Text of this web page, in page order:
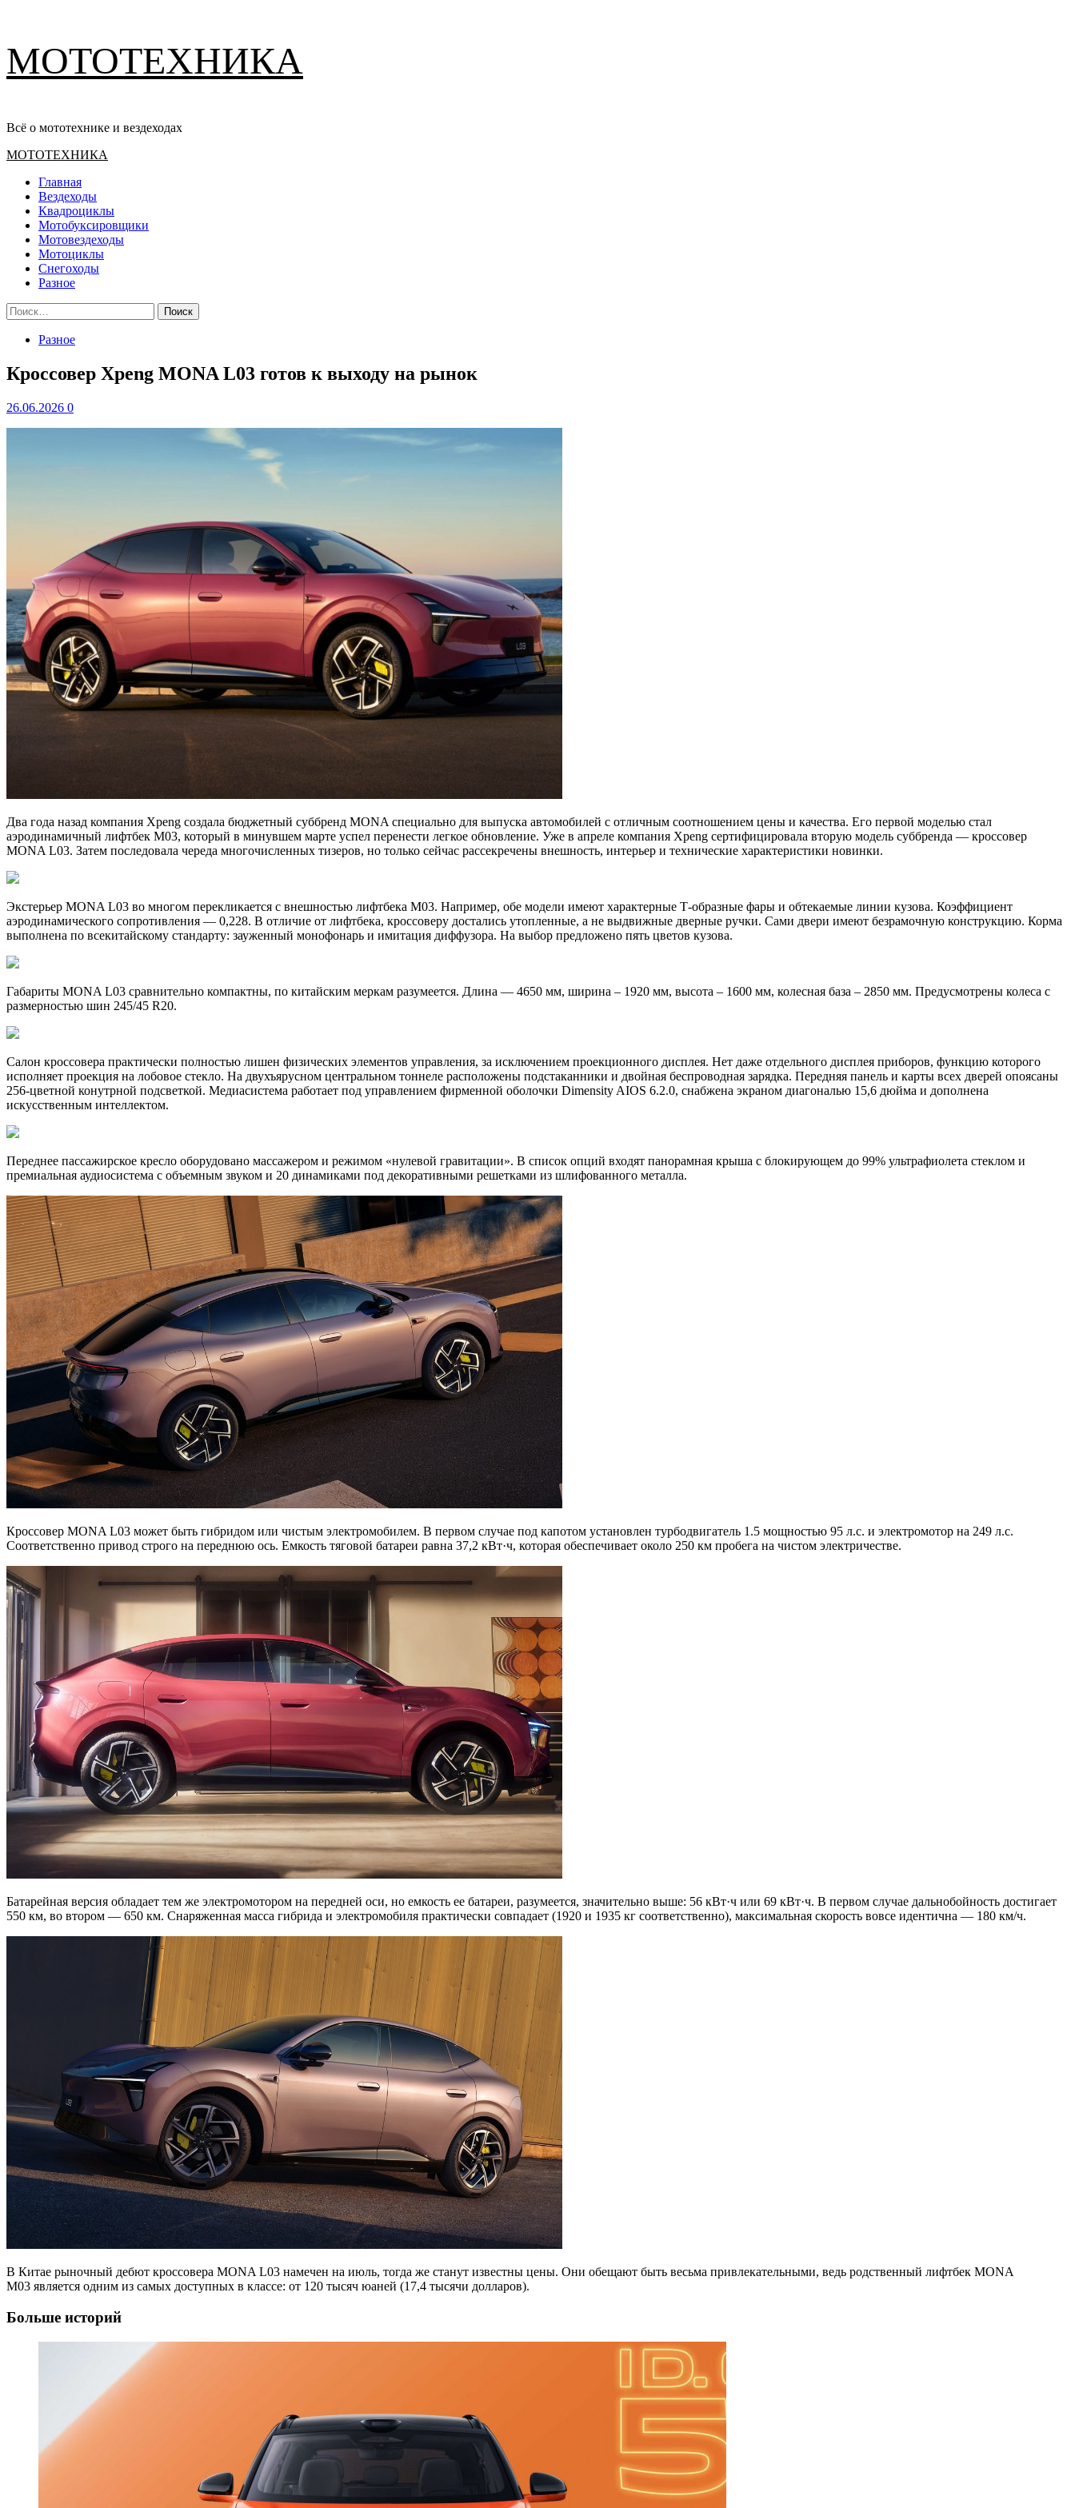
содержимому
МОТОТЕХНИКА
Всё о мототехнике и вездеходах
Основное
МОТОТЕХНИКА
Главная
Вездеходы
Квадроциклы
Мотобуксировщики
Мотовездеходы
Мотоциклы
Снегоходы
Разное
Найти:
Разное
Кроссовер Xpeng MONA L03 готов к выходу на рынок
26.06.2026 0
Два года назад компания Xpeng создала бюджетный суббренд MONA специально для выпуска автомобилей с отличным соотношением цены и качества. Его первой моделью стал
аэродинамичный лифтбек M03, который в минувшем марте успел перенести легкое обновление. Уже в апреле компания Xpeng сертифицировала вторую модель суббренда — кроссовер
MONA L03. Затем последовала череда многочисленных тизеров, но только сейчас рассекречены внешность, интерьер и технические характеристики новинки.
Экстерьер MONA L03 во многом перекликается с внешностью лифтбека M03. Например, обе модели имеют характерные Т-образные фары и обтекаемые линии кузова. Коэффициент
аэродинамического сопротивления — 0,228. В отличие от лифтбека, кроссоверу достались утопленные, а не выдвижные дверные ручки. Сами двери имеют безрамочную конструкцию. Корма
выполнена по всекитайскому стандарту: зауженный монофонарь и имитация диффузора. На выбор предложено пять цветов кузова.
Габариты MONA L03 сравнительно компактны, по китайским меркам разумеется. Длина — 4650 мм, ширина – 1920 мм, высота – 1600 мм, колесная база – 2850 мм. Предусмотрены колеса с
размерностью шин 245/45 R20.
Салон кроссовера практически полностью лишен физических элементов управления, за исключением проекционного дисплея. Нет даже отдельного дисплея приборов, функцию которого
исполняет проекция на лобовое стекло. На двухъярусном центральном тоннеле расположены подстаканники и двойная беспроводная зарядка. Передняя панель и карты всех дверей опоясаны
256-цветной конутрной подсветкой. Медиасистема работает под управлением фирменной оболочки Dimensity AIOS 6.2.0, снабжена экраном диагональю 15,6 дюйма и дополнена
искусственным интеллектом.
Переднее пассажирское кресло оборудовано массажером и режимом «нулевой гравитации». В список опций входят панорамная крыша с блокирующем до 99% ультрафиолета стеклом и
премиальная аудиосистема с объемным звуком и 20 динамиками под декоративными решетками из шлифованного металла.
Кроссовер MONA L03 может быть гибридом или чистым электромобилем. В первом случае под капотом установлен турбодвигатель 1.5 мощностью 95 л.с. и электромотор на 249 л.с.
Соответственно привод строго на переднюю ось. Емкость тяговой батареи равна 37,2 кВт·ч, которая обеспечивает около 250 км пробега на чистом электричестве.
Батарейная версия обладает тем же электромотором на передней оси, но емкость ее батареи, разумеется, значительно выше: 56 кВт·ч или 69 кВт·ч. В первом случае дальнобойность достигает
550 км, во втором — 650 км. Снаряженная масса гибрида и электромобиля практически совпадает (1920 и 1935 кг соответственно), максимальная скорость вовсе идентична — 180 км/ч.
В Китае рыночный дебют кроссовера MONA L03 намечен на июль, тогда же станут известны цены. Они обещают быть весьма привлекательными, ведь родственный лифтбек MONA
M03 является одним из самых доступных в классе: от 120 тысяч юаней (17,4 тысячи долларов).
Больше историй